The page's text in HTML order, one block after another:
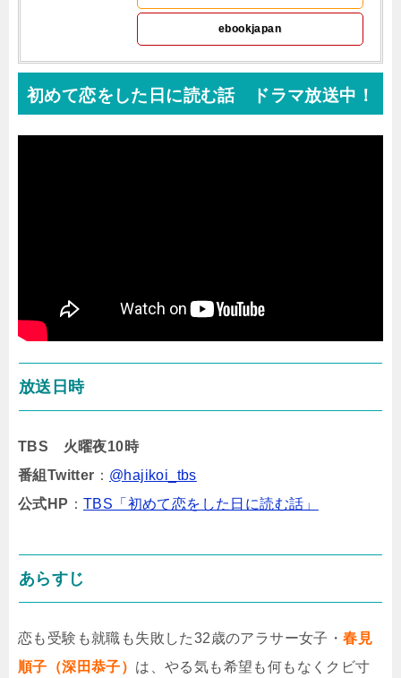
ebookjapan
初めて恋をした日に読む話 ドラマ放送中！
放送日時
TBS 火曜夜10時
番組Twitter ： @hajikoi_tbs
公式HP ：TBS「初めて恋をした日に読む話」
あらすじ
恋も受験も就職も失敗した32歳のアラサー女子・春見
順子（深田恭子） は、やる気も希望も何もなくクビ寸